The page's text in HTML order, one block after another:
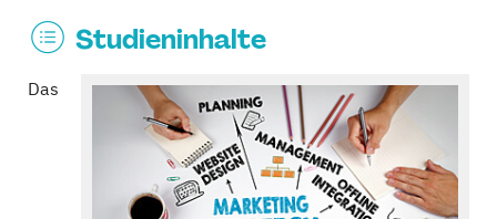
Studieninhalte
Das